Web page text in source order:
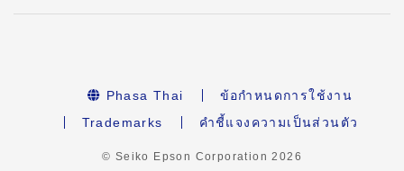
Phasa Thai
ข้อกำหนดการใช้งาน
Trademarks
คำชี้แจงความเป็นส่วนตัว
© Seiko Epson Corporation2026